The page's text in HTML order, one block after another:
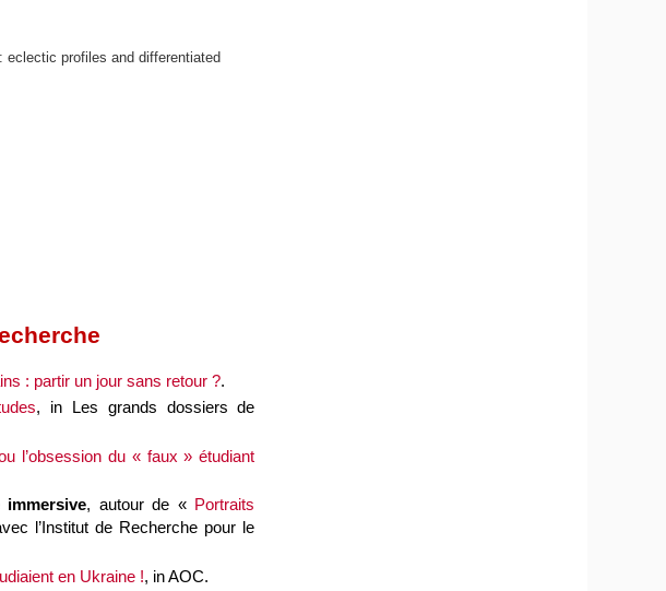
eclectic profiles and differentiated
: partir un jour sans retour ?.
, in
Les grands dossiers de
l’obsession du « faux » étudiant
, autour de « Portraits
l’Institut de Recherche pour le
en Ukraine !, inAOC.